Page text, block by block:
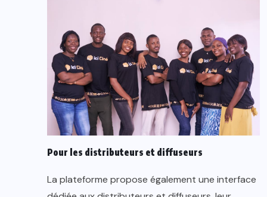
Pour les distributeurs et diffuseurs
La plateforme propose également une interface